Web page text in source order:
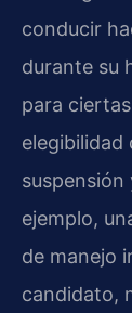
conducir
durante su
para
elegibilidad
suspensión
ejemplo,
de manejo
candidato,